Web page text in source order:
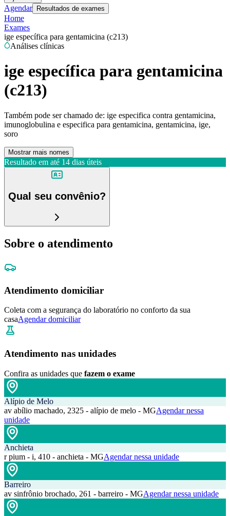
Agendar Resultados de exames
Home
Exames
ige específica para gentamicina (c213)
Análises clínicas
ige específica para gentamicina
(c213)
Também pode ser chamado de: ige especifica contra gentamicina,
imunoglobulina e especifica para gentamicina, gentamicina, ige,
soro
Mostrar mais nomes
Resultado em até 14 dias úteis
Qual seu convênio?
Sobre o atendimento
Atendimento domiciliar
Coleta com a segurança do laboratório no conforto da sua
casaAgendar domiciliar
Atendimento nas unidades
Confira as unidades que fazem o exame
Alípio de Melo
av abílio machado, 2325 - alípio de melo - MGAgendar nessa
unidade
Anchieta
r pium - i, 410 - anchieta - MGAgendar nessa unidade
Barreiro
av sinfrônio brochado, 261 - barreiro - MGAgendar nessa unidade